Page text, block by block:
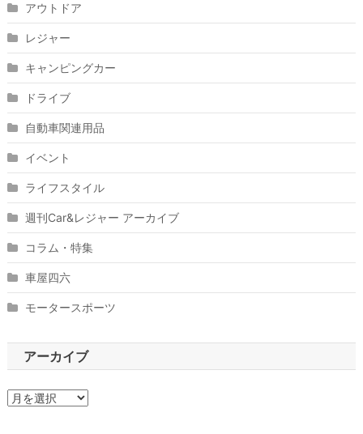
アウトドア
レジャー
キャンピングカー
ドライブ
自動車関連用品
イベント
ライフスタイル
週刊Car&レジャー アーカイブ
コラム・特集
車屋四六
モータースポーツ
アーカイブ
ア